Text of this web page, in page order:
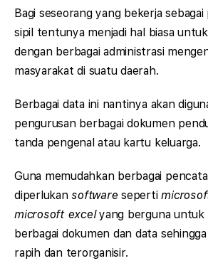
Bagi seseorang yang bekerja sebagai
sipil tentunya menjadi hal biasa
dengan berbagai administrasi
masyarakat di suatu daerah.
Berbagai data ini nantinya akan
pengurusan berbagai dokumen
tanda pengenal atau kartu keluarga.
Guna memudahkan berbagai
diperlukansoftwareseperti
microsoft excelyang berguna
berbagai dokumen dan data
rapih dan terorganisir.